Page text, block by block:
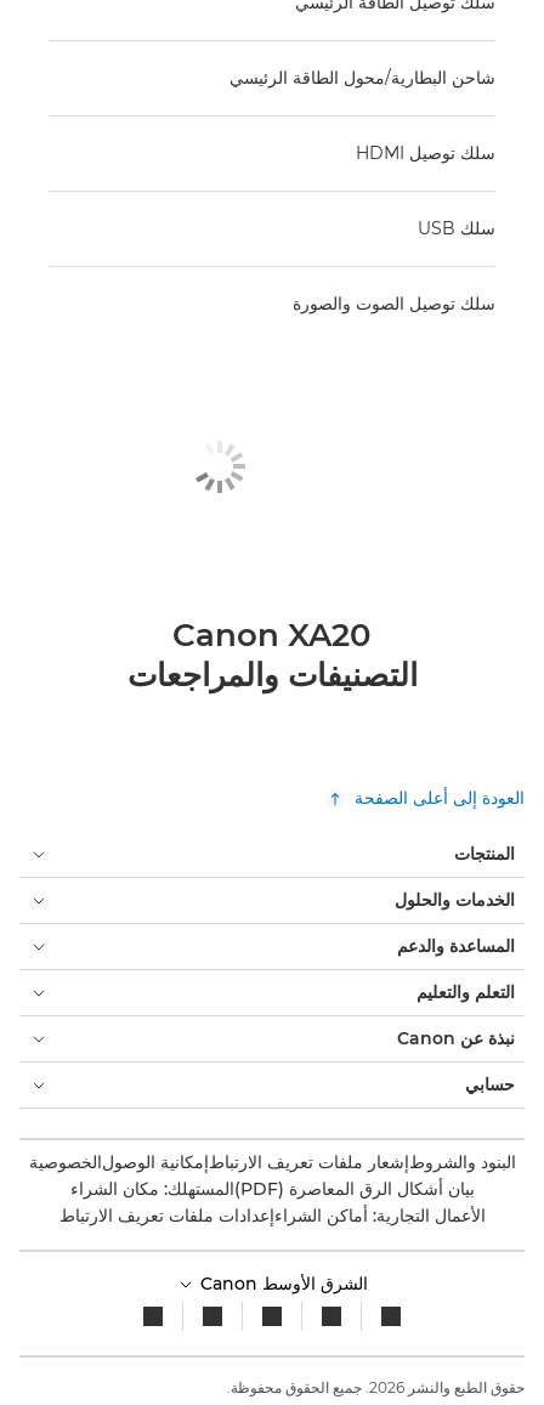
شاحن البطارية/محول الطاقة الرئيسي
سلك توصيل HDMI
سلك USB
سلك توصيل الصوت والصورة
Canon XA20
التصنيفات والمراجعات
العودة إلى أعلى الصفحة
المنتجات
الخدمات والحلول
المساعدة والدعم
التعلم والتعليم
نبذة عن Canon
حسابي
البنود والشروطإشعار ملفات تعريف الارتباطإمكانية الوصولالخصوصية
بيان أشكال الرق المعاصرة (PDF)
المستهلك: مكان الشراء
الأعمال التجارية: أماكن الشراءإعدادات ملفات تعريف الارتباط
الشرق الأوسط Canon
حقوق الطبع والنشر 2026. جميع الحقوق محفوظة.